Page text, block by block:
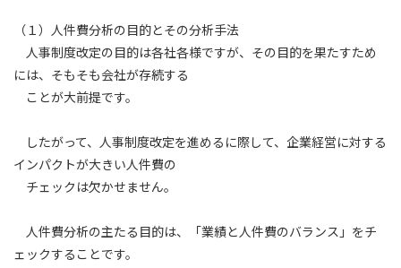
（１）人件費分析の目的とその分析手法
人事制度改定の目的は各社各様ですが、その目的を果たすため
には、そもそも会社が存続する
ことが大前提です。
したがって、人事制度改定を進めるに際して、企業経営に対する
インパクトが大きい人件費の
チェックは欠かせません。
人件費分析の主たる目的は、「業績と人件費のバランス」をチ
ェックすることです。